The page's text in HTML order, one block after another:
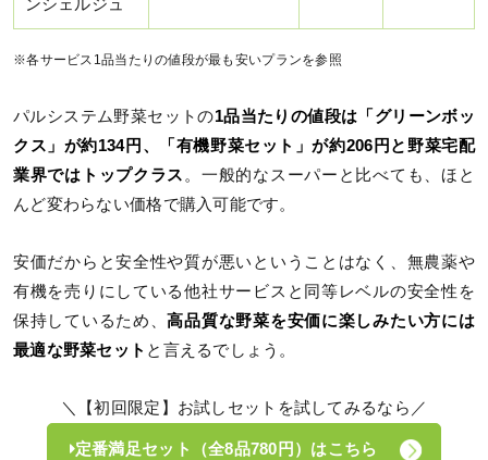
ンシェルジュ
※各サービス1品当たりの値段が最も安いプランを参照
パルシステム野菜セットの1品当たりの値段は「グリーンボッ
クス」が約134円、「有機野菜セット」が約206円と野菜宅配
業界ではトップクラス 。一般的なスーパーと比べても、ほと
んど変わらない価格で購入可能です。
安価だからと安全性や質が悪いということはなく、無農薬や
有機を売りにしている他社サービスと同等レベルの安全性を
保持しているため、高品質な野菜を安価に楽しみたい方には
最適な野菜セット と言えるでしょう。
＼【初回限定】お試しセットを試してみるなら／
定番満足セット（全8品780円）はこちら